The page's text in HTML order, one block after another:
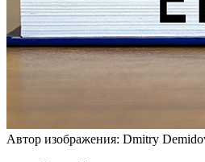
Автор изображения: Dmitry